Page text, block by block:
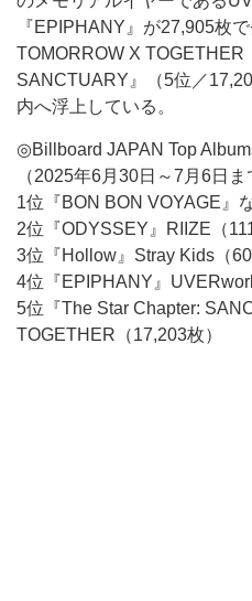
『EPIPHANY』が27,905枚で
TOMORROW X TOGETHER
SANCTUARY』（5位／
内へ浮上している。
◎Billboard JAPAN Top
（2025年6月30日～7月6日ま
1位『BON BON VOYAGE』
2位『ODYSSEY』RIIZE（
3位『Hollow』Stray Kids（
4位『EPIPHANY』
5位『The Star Chapter:
TOGETHER（17,203枚）